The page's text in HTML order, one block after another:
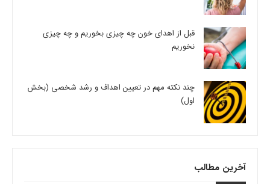
قبل از اهدای خون چه چیزی بخوریم و چه چیزی
نخوریم
چند نکته مهم در تعیین اهداف و رشد شخصی (بخش
اول)
آخرین مطالب